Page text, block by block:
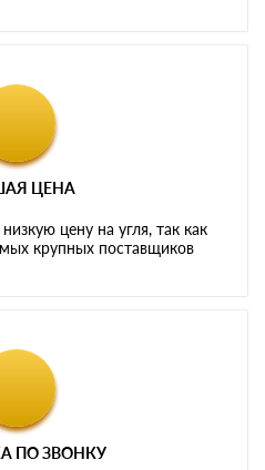
ЦЕНА
цену на угля, так как
крупных поставщиков
ПО ЗВОНКУ